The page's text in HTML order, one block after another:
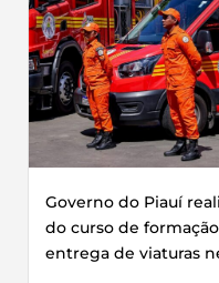
Governo do Piauí
do curso de
entrega de viaturas